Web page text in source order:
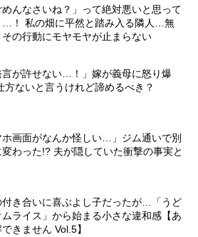
めんなさいね？」って絶対悪いと思って
…！ 私の畑に平然と踏み入る隣人…無
の行動にモヤモヤが止まらない
言が許せない…！」嫁が義母に怒り爆
方ないと言うけれど諦めるべき？
ホ画面がなんか怪しい…」ジム通いで別
変わった!? 夫が隠していた衝撃の事実と
付き合いに喜ぶよし子だったが…「うど
ムライス」から始まる小さな違和感【あ
きません Vol.5】